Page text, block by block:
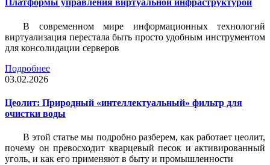
Платформы управления виртуальной инфраструктурой
В современном мире информационных технологий
виртуализация перестала быть просто удобным инструментом
для консолидации серверов
Подробнее
03.02.2026
Цеолит: Природный «интеллектуальный» фильтр для
очистки воды
В этой статье мы подробно разберем, как работает цеолит,
почему он превосходит кварцевый песок и активированный
уголь, и как его применяют в быту и промышленности